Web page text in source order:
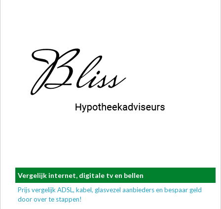
Vergelijk internet, digitale tv en bellen
Prijs vergelijk ADSL, kabel, glasvezel aanbieders en bespaar geld
door over te stappen!